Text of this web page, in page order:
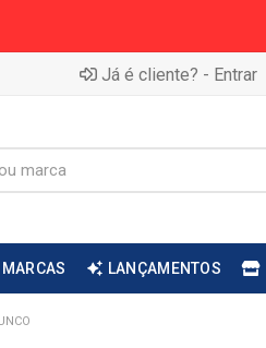
Já é cliente? - Entrar
MARCAS LANÇAMENTOS